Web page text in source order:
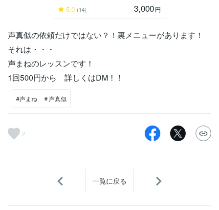
5.0 (14) 3,000円
声真似の依頼だけではない？！裏メニューがあります！
それは・・・
声まねのレッスンです！
1回500円から 詳しくはDM！！
#声まね ＃声真似
2
一覧に戻る